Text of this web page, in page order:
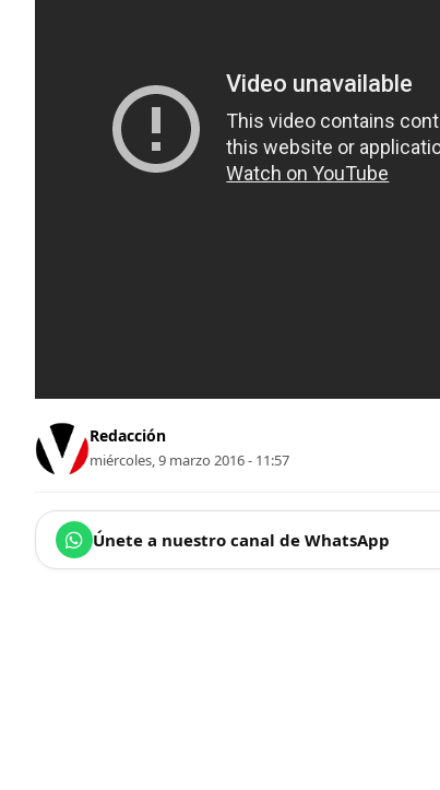
Redacción
miércoles, 9 marzo 2016 - 11:57
Únete a nuestro canal de WhatsApp